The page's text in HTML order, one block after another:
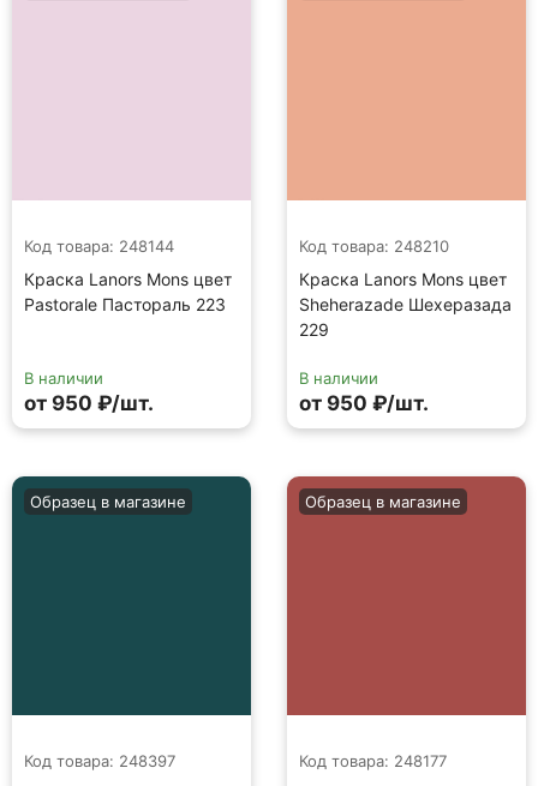
Код товара: 248144
Краска Lanors Mons цвет
Pastorale Пастораль 223
В наличии
от 950 ₽/шт.
Код товара: 248210
Краска Lanors Mons цвет
Sheherazade Шехеразада
229
В наличии
от 950 ₽/шт.
Код товара: 248397
Образец в магазине
Код товара: 248177
Образец в магазине